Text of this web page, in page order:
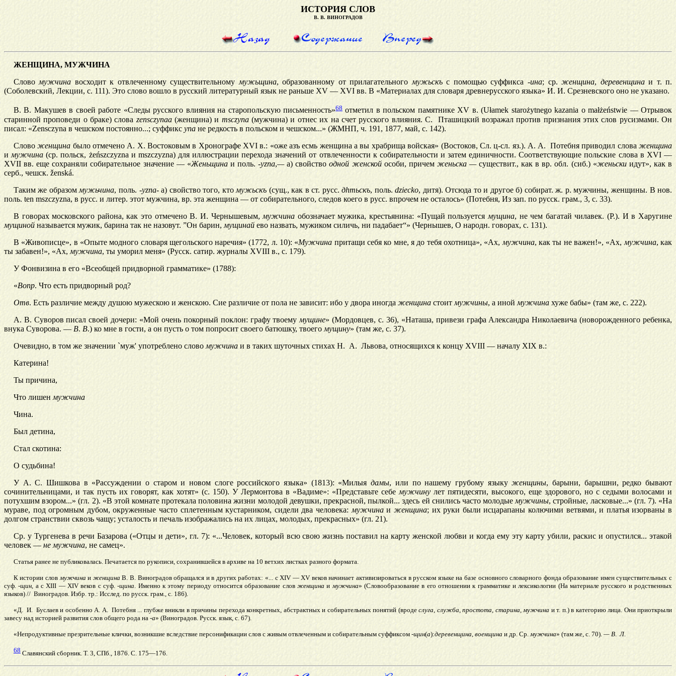
ИСТОРИЯ СЛОВ
В. В. ВИНОГРАДОВ
ЖЕНЩИНА, МУЖЧИНА
Словомужчина восходит к отвлеченному существительномумужьщина, образованному от прилагательногомужьскъс помощью суффикса -ина; ср.женщина, деревенщинаи т. п.
(Соболевский, Лекции, с. 111). Это слово вошло в русский литературный язык не раньше XV — XVI вв. В «Материалах для словаря древнерусского языка» И. И. Срезневского оно не указано.
В. В. Макушев в своей работе «Следы русского влияния на старопольскую письменность»68 отметил в польском памятнике XV в. (Ułamek starożytnego kazania о małżeństwie — Отрывок
старинной проповеди о браке) слова zensczynaa(женщина) и msczyna(мужчина) и отнес их на счет русского влияния. С. Пташицкий возражал против признания этих слов русизмами. Он
писал: «Zensczyna в чешском постоянно...; суффикс упа не редкость в польском и чешском...» (ЖМНП, ч. 191, 1877, май, с. 142).
Словоженщина было отмечено А. X. Востоковым в Хронографе XVI в.: «оже азъ есмь женщина а вы храбрища войская» (Востоков, Сл. ц-сл. яз.). А. А. Потебня приводил словаженщина
и мужчина (ср. польск, żeńszczyzna и mszczyzna) для иллюстрации перехода значений от отвлеченности к собирательности и затем единичности. Соответствующие польские слова в XVI —
XVII вв. еще сохраняли собирательное значение — «Женьщинаи поль.-yzna,—а) свойствоодной женскойособи, причем женьска —существит., как в вр. обл. (сиб.) «женьскиидут», как в
серб., чешск. ženská.
Таким же образом мужьчина, поль. -yzna-а) свойство того, кто мужьскъ (сущ., как в ст. русс.дhтьскъ, поль.dziecko, дитя). Отсюда то и другое б) собират. ж. р. мужчины, женщины. В нов.
поль. ten mszczyzna, в русс. и литер. этот мужчина, вр. эта женщина — от собирательного, следов коего в русс. впрочем не осталось» (Потебня, Из зап. по русск. грам., 3, с. 33).
В говорах московского района, как это отмечено В. И. Чернышевым, мужчина обозначает мужика, крестьянина: «Пущай пользуется мущина, не чем багатай чилавек. (Р.). И в Харугине
мущиной называется мужик, барина так не назовут. ”Он барин, мущинай ево назвать, мужиком силичь, ни падабает“» (Чернышев, О народн. говорах, с. 131).
В «Живописце», в «Опыте модного словаря щегольского наречия» (1772, л. 10): «Мужчина притащи себя ко мне, я до тебя охотница», «Ах, мужчина, как ты не важен!», «Ах, мужчина, как
ты забавен!», «Ах, мужчина, ты уморил меня» (Русск. сатир. журналы XVIII в., с. 179).
У Фонвизина в его «Всеобщей придворной грамматике» (1788):
«Вопр. Что есть придворный род?
Отв. Есть различие между душою мужескою и женскою. Сие различие от пола не зависит: ибо у двора иногда женщинастоит мужчины, а иной мужчинахуже бабы» (там же, с. 222).
А. В. Суворов писал своей дочери: «Мой очень покорный поклон: графу твоему мущине» (Мордовцев, с. 36), «Наташа, привези графа Александра Николаевича (новорожденного ребенка,
внука Суворова. — В. В.) ко мне в гости, а он пусть о том попросит своего батюшку, твоего мущину» (там же, с. 37).
Очевидно, в том же значении `муж' употреблено слово мужчинаи в таких шуточных стихах Н. А. Львова, относящихся к концу XVIII — началу XIX в.:
Катерина!
Ты причина,
Что лишен мужчина
Чина.
Был детина,
Стал скотина:
О судьбина!
У А. С. Шишкова в «Рассуждении о старом и новом слоге российского языка» (1813): «Милыядамы, или по нашему грубому языкуженщины, барыни, барышни, редко бывают
сочинительницами, и так пусть их говорят, как хотят» (с. 150). У Лермонтова в «Вадиме»: «Представьте себе мужчину лет пятидесяти, высокого, еще здорового, но с седыми волосами и
потухшим взором...» (гл. 2). «В этой комнате протекала половина жизни молодой девушки, прекрасной, пылкой... здесь ей снились часто молодые мужчины, стройные, ласковые...» (гл. 7). «На
мураве, под огромным дубом, окруженные часто сплетенным кустарником, сидели два человека: мужчинаи женщина; их руки были исцарапаны колючими ветвями, и платья изорваны в
долгом странствии сквозь чащу; усталость и печаль изображались на их лицах, молодых, прекрасных» (гл. 21).
Ср. у Тургенева в речи Базарова («Отцы и дети», гл. 7): «...Человек, который всю свою жизнь поставил на карту женской любви и когда ему эту карту убили, раскис и опустился... этакой
человек — не мужчина, не самец».
Статья ранее не публиковалась. Печатается по рукописи, сохранившейся в архиве на 10 ветхих листках разного формата.
К истории слов мужчина и женщина В. В. Виноградов обращался и в других работах: «... с XIV — XV веков начинает активизироваться в русском языке на базе основного словарного фонда образование имен существительных с
суф.-щин , а с XIII — XIV веков с суф.-щина . Именно к этому периоду относится образование словженщина и мужчина» (Словообразование в его отношении к грамматике и лексикологии (На материале русского и родственных
языков) // Виноградов. Избр. тр.: Исслед. по русск. грам., с. 186).
«Д. И. Буслаев и особенно А. А. Потебня ... глубже вникли в причины перехода конкретных, абстрактных и собирательных понятий (вродеслуга служба ,простота старина мужчина и т. п.) в категорию лица. Они приоткрыли
завесу над историей развития слов общего рода на -а» (Виноградов. Русск. язык, с. 67).
«Непродуктивные презрительные клички, возникшие вследствие персонификации слов с живым отвлеченным и собирательным суффиксом -щин(а):деревенщина военщина и др. Ср. мужчина» (там же, с. 70). — В. Л.
68Славянский сборник. Т. 3, СПб., 1876. С. 175—176.